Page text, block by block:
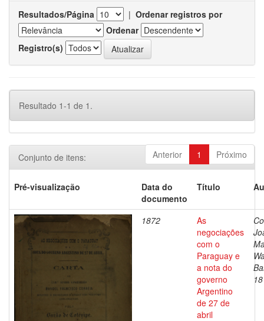
Resultados/Página | Ordenar registros por
Ordenar
Registro(s)
Resultado 1-1 de 1.
Anterior 1 Próximo
Conjunto de itens:
Pré-visualização
Data do
documento
Título
1872
As
negociações
com o
Paraguay e
a nota do
governo
Argentino
de 27 de
abril